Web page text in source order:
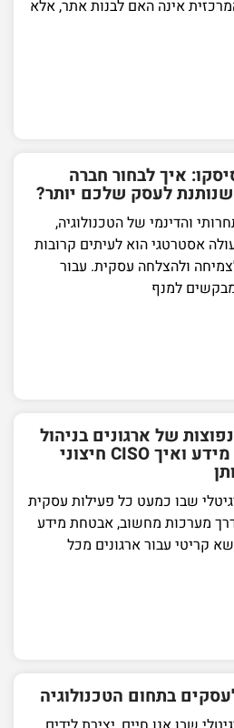
אינה האם לבנות אתר, אלא
איך לבחור חברה
לעסק שלכם יותר?
והדינמי של הטכנולוגיה,
אסטרטגי הוא לעיתים קרובות
ולהצלחה עסקית. עבור
למנף
של ארגונים בניהול
אבטחת מידע ואיך CISO חיצוני
שבו כמעט כל פעילות עסקית
מערכות מחשוב, אבטחת מידע
קריטי עבור ארגונים מכל
בתחום הטכנולוגיה